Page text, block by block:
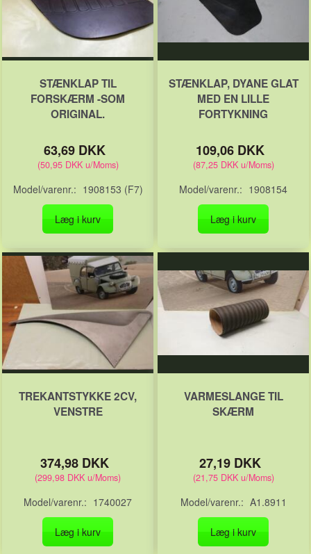
STÆNKLAP TIL
FORSKÆRM -SOM
ORIGINAL.
63,69 DKK
(50,95 DKKu/Moms)
Model/varenr.: 1908153 (F7)
Læg i kurv
STÆNKLAP, DYANE GLAT
MED EN LILLE
FORTYKNING
109,06 DKK
(87,25 DKKu/Moms)
Model/varenr.: 1908154
Læg i kurv
TREKANTSTYKKE 2CV,
VENSTRE
374,98 DKK
(299,98 DKK u/Moms)
Model/varenr.: 1740027
Læg i kurv
VARMESLANGE TIL
SKÆRM
27,19 DKK
(21,75 DKKu/Moms)
Model/varenr.: A1.8911
Læg i kurv